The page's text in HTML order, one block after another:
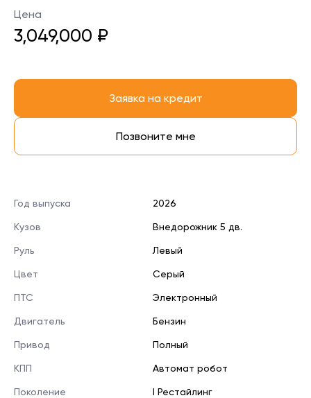
Цена
3,049,000 ₽
Год выпуска 2026
Кузов Внедорожник 5 дв.
Руль Левый
Цвет Серый
ПТС Электронный
Двигатель Бензин
Привод Полный
КПП Автомат робот
Поколение I Рестайлинг
Заявка на кредит
Позвоните мне